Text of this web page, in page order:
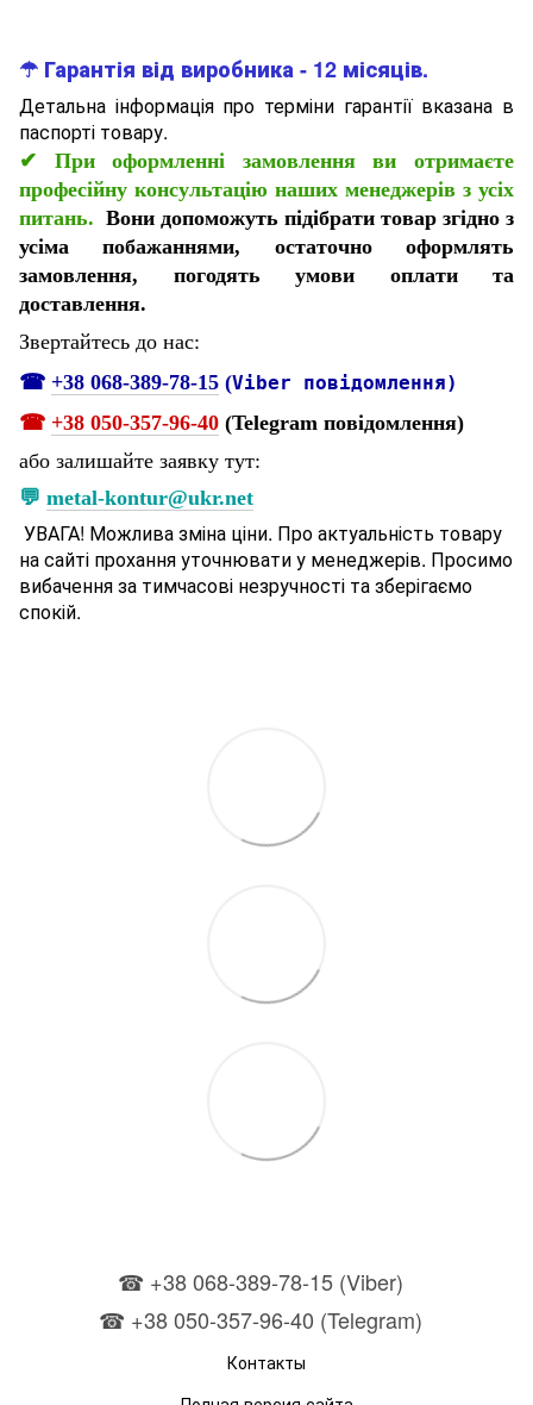
☂ Гарантія від виробника - 12 місяців.
Детальна інформація про терміни гарантії вказана в
паспорті товару.
✔ При оформленні замовлення ви отримаєте
професійну консультацію наших менеджерів з усіх
питань. Вони допоможуть підібрати товар згідно з
усіма побажаннями, остаточно оформлять
замовлення, погодять умови оплати та
доставлення.
Звертайтесь до нас:
☎ +38 068-389-78-15 (Viber повідомлення)
☎ +38 050-357-96-40 (Telegram повідомлення)
або залишайте заявку тут:
💬 metal-kontur@ukr.net
УВАГА! Можлива зміна ціни. Про актуальність товару
на сайті прохання уточнювати у менеджерів. Просимо
вибачення за тимчасові незручності та зберігаємо
спокій.
☎ +38 068-389-78-15 (Viber)
☎ +38 050-357-96-40 (Telegram)
Контакты